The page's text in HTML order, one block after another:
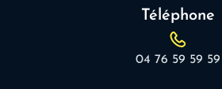
Téléphone
04 76 59 59 59